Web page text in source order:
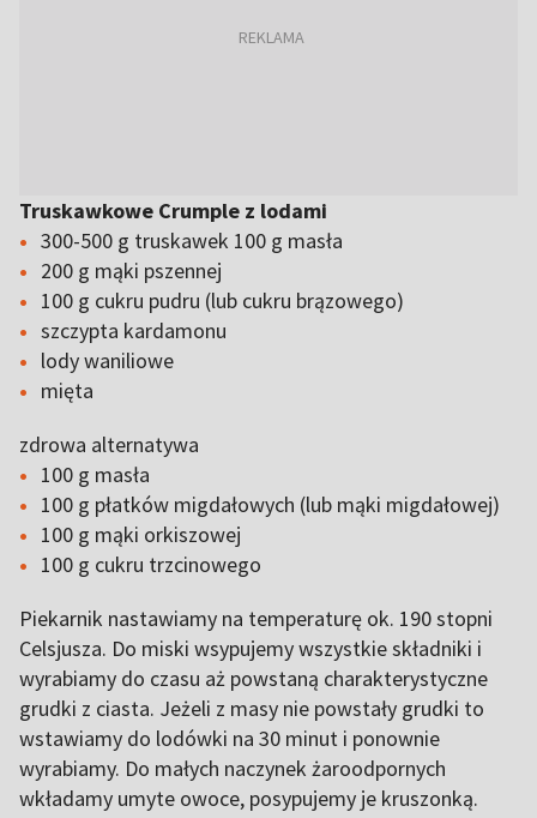
Truskawkowe Crumple z lodami
300-500 g truskawek 100 g masła
200 g mąki pszennej
100 g cukru pudru (lub cukru brązowego)
szczypta kardamonu
lody waniliowe
mięta
zdrowa alternatywa
100 g masła
100 g płatków migdałowych (lub mąki migdałowej)
100 g mąki orkiszowej
100 g cukru trzcinowego
Piekarnik nastawiamy na temperaturę ok. 190 stopni
Celsjusza. Do miski wsypujemy wszystkie składniki i
wyrabiamy do czasu aż powstaną charakterystyczne
grudki z ciasta. Jeżeli z masy nie powstały grudki to
wstawiamy do lodówki na 30 minut i ponownie
wyrabiamy. Do małych naczynek żaroodpornych
wkładamy umyte owoce, posypujemy je kruszonką.